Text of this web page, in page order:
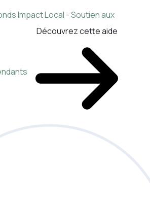
Impact Local - Soutien aux
Découvrez cette aide